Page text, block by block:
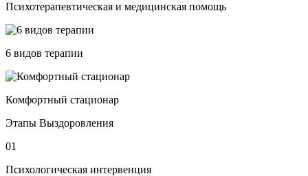
Психотерапевтическая и медицинская помощь
6 видов терапии
Комфортный стационар
Этапы Выздоровления
01
Психологическая интервенция